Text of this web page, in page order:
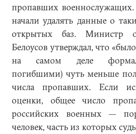
пропавших военнослужащих.
начали удалять данные о
открытых баз. Министр
Белоусов утверждал, что
на самом деле
погибшими) чуть меньше
числа пропавших. Если
оценки, общее число
российских военных —
человек, часть из которых